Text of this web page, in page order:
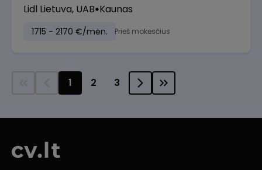
Lidl Lietuva, UAB Kaunas
1715 - 2170 €/mėn. Prieš mokesčius
1 2 3